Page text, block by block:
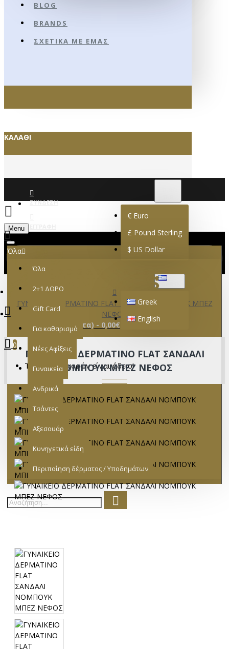
BLOG
BRANDS
ΣΧΕΤΙΚΆ ΜΕ ΕΜΆΣ
ΚΑΛΆΘΙ
ΣΎΝΔΕΣΗ
€ Euro
£ Pound Sterling
$ US Dollar
Greek
English
Menu
0 προϊόν(τα) - 0,00€
0
Το καλάθι αγορών είναι άδειο!
Όλα
Όλα
2+1 ΔΩΡΟ
Gift Card
Για καθαρισμό
Νέες Αφίξεις
Γυναικεία
Ανδρικά
Τσάντες
Αξεσουάρ
Κυνηγετικά είδη
Περιποίηση δέρματος / Υποδημάτων
ΓΥΝΑΙΚΕΙΟ ΔΕΡΜΑΤΙΝΟ FLAT ΣΑΝΔΑΛΙ ΝΟΜΠΟΥΚ ΜΠΕΖ
ΝΕΦΟΣ
ΓΥΝΑΙΚΕΙΟ ΔΕΡΜΑΤΙΝΟ FLAT ΣΑΝΔΑΛΙ
ΝΟΜΠΟΥΚ ΜΠΕΖ ΝΕΦΟΣ